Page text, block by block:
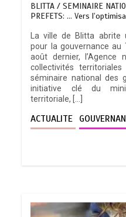
BLITTA / SEMINAIRE
PREFETS: … Vers
La ville de Blitta abrite
pour la gouvernance au
août dernier, l’Agence
collectivités
séminaire national des
initiative clé du
territoriale, […]
ACTUALITE